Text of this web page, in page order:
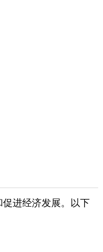
进经济发展。以下